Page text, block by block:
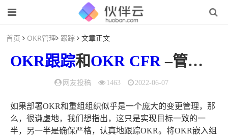
首页 OKR管理 跟踪 文章正文
OKR跟踪和OKR CFR –管理，加强和推动OKR结果的4个关键步骤
网友投稿 1463 2022-06-07
如果部署OKR和重组组织似乎是一个庞大的变更管理，那
么，很谦虚地，我们想指出，这只是实现目标一致的一
半，另一半是确保严格，认真地跟踪OKR。将OKR嵌入组